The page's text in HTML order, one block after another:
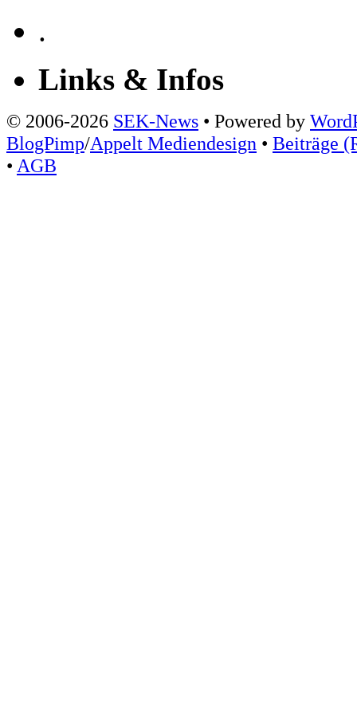
.
Links & Infos
© 2006-2026 SEK-News • Powered by
BlogPimp/Appelt Mediendesign • Beiträge
• AGB